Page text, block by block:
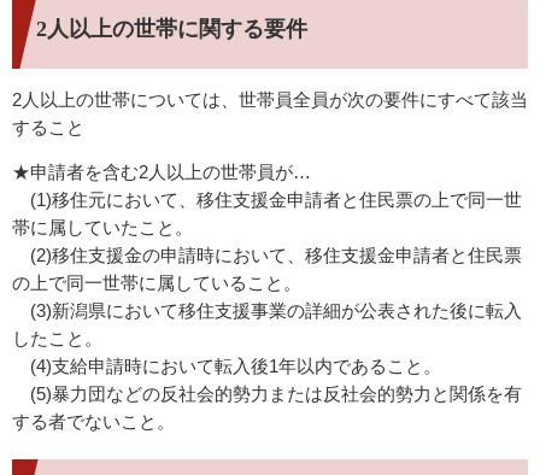
2人以上の世帯に関する要件
2人以上の世帯については、世帯員全員が次の要件にすべて該当
すること
★申請者を含む2人以上の世帯員が…
(1)移住元において、移住支援金申請者と住民票の上で同一世
帯に属していたこと。
(2)移住支援金の申請時において、移住支援金申請者と住民票
の上で同一世帯に属していること。
(3)新潟県において移住支援事業の詳細が公表された後に転入
したこと。
(4)支給申請時において転入後1年以内であること。
​(5)暴力団などの反社会的勢力または反社会的勢力と関係を有
する者でないこと。